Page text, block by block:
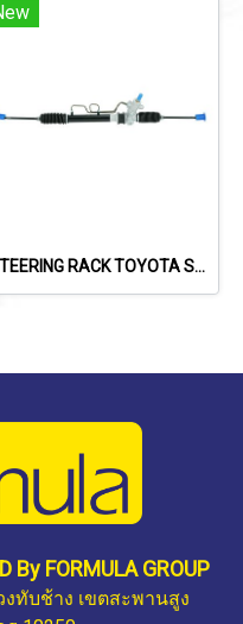
STEERING RACK TOYOTA SOLUNA AL50 1997-2002
By FORMULA GROUP
ทับช้าง เขตสะพานสูง